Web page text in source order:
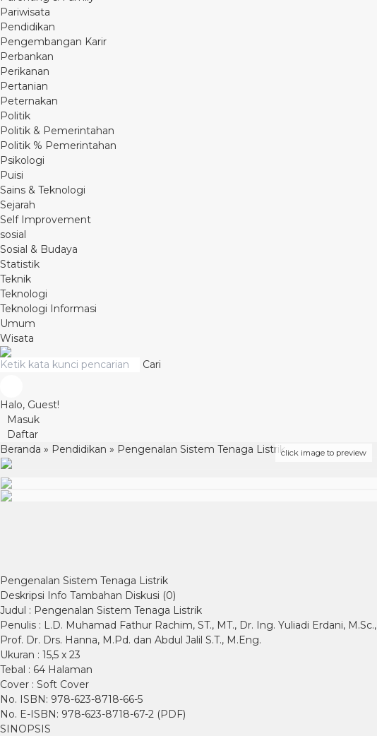
Pariwisata
Pendidikan
Pengembangan Karir
Perbankan
Perikanan
Pertanian
Peternakan
Politik
Politik & Pemerintahan
Politik % Pemerintahan
Psikologi
Puisi
Sains & Teknologi
Sejarah
Self Improvement
sosial
Sosial & Budaya
Statistik
Teknik
Teknologi
Teknologi Informasi
Umum
Wisata
Cari
Halo, Guest!
Masuk
Daftar
Beranda » Pendidikan » Pengenalan Sistem Tenaga Listrikclick image to preview
Pengenalan Sistem Tenaga Listrik
Deskripsi Info Tambahan Diskusi (0)
Judul : Pengenalan Sistem Tenaga Listrik
Penulis : L.D. Muhamad Fathur Rachim, ST., MT., Dr. Ing. Yuliadi Erdani, M.Sc.,
Prof. Dr. Drs. Hanna, M.Pd. dan Abdul Jalil S.T., M.Eng.
Ukuran : 15,5 x 23
Tebal : 64 Halaman
Cover : Soft Cover
No. ISBN: 978-623-8718-66-5
No. E-ISBN: 978-623-8718-67-2 (PDF)
SINOPSIS